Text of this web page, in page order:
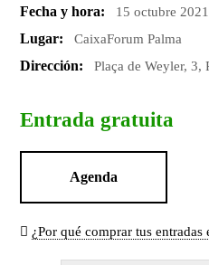
Fecha y hora: 15 octubre
Lugar: CaixaForum Palma
Dirección: Plaça de Weyler, 3,
Entrada gratuita
Agenda
¿Por qué comprar tus